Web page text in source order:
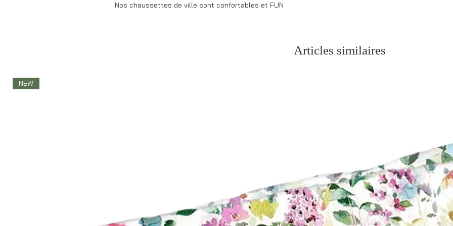
Nos chaussettes de ville sont confortables et FUN
Articles similaires
NEW